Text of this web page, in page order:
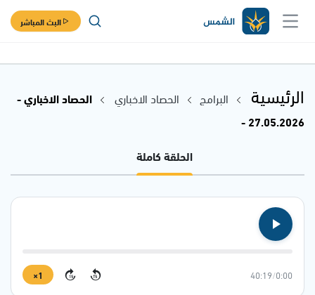
البث المباشر
الرئيسية البرامج الحصاد الاخباري
الحصاد الاخباري -
27.05.2026 -
الحلقة كاملة
0:00
/
40:19
15
15
1×